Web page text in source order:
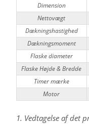
Dimension
Nettovægt
Dækningshastighed
Dækningsmoment
Flaske diameter
Flaske Højde & Bredde
Timer mærke
Motor
1. Vedtagelse af det